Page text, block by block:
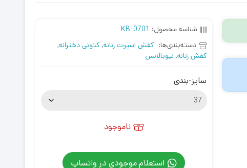
شناسه محصول: KB-0701
دسته‌بندی‌ها: کفش اسپرت زنانه, کتونی دخترانه,
کفش زنانه, نیوبالانس
سایز-بندی
ناموجود
استعلام موجودی در واتساپ